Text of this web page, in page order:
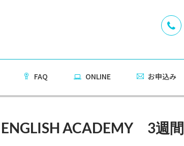
FAQ ONLINE お申込み
ENGLISH ACADEMY 3週間